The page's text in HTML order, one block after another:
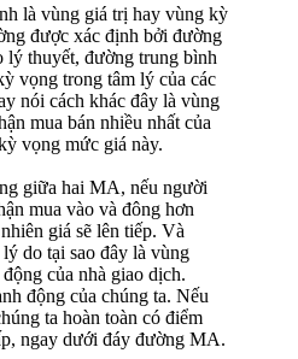
là vùng giá trị hay vùng kỳ
được xác định bởi đường
lý thuyết, đường trung bình
vọng trong tâm lý của các
nói cách khác đây là vùng
mua bán nhiều nhất của
vọng mức giá này.
giữa hai MA, nếu người
mua vào và đông hơn
giá sẽ lên tiếp. Và
do tại sao đây là vùng
của nhà giao dịch.
động của chúng ta. Nếu
ta hoàn toàn có điểm
ngay dưới đáy đường MA.